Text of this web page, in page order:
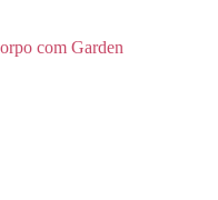
com Garden